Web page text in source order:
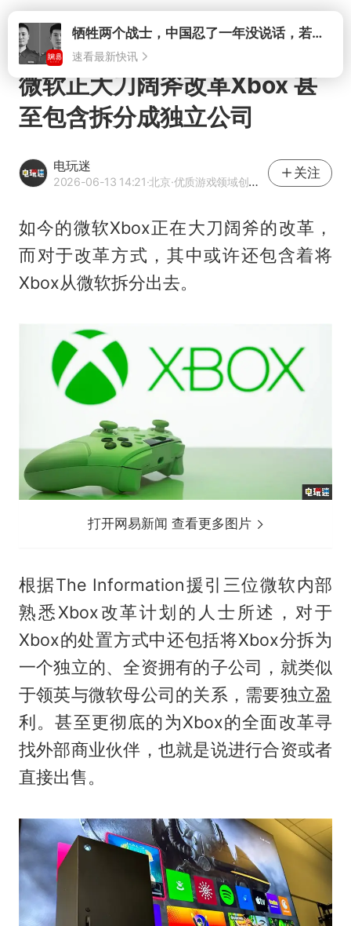
打开牺牲两个战士，中国忍了一年没说话，若菲律宾死了人，他会开战吗
速看最新快讯
微软正大刀阔斧改革Xbox 甚
至包含拆分成独立公司
电玩迷
2026-06-13 14:21·北京·优质游戏领域创作者
关注
如今的微软Xbox正在大刀阔斧的改革，
而对于改革方式，其中或许还包含着将
Xbox从微软拆分出去。
打开网易新闻 查看更多图片
根据The Information援引三位微软内部
熟悉Xbox改革计划的人士所述，对于
Xbox的处置方式中还包括将Xbox分拆为
一个独立的、全资拥有的子公司，就类似
于领英与微软母公司的关系，需要独立盈
利。甚至更彻底的为Xbox的全面改革寻
找外部商业伙伴，也就是说进行合资或者
直接出售。